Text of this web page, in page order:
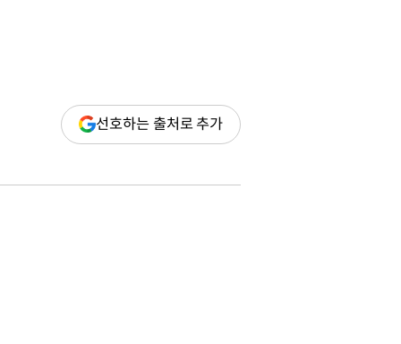
선호하는 출처로 추가(새
창